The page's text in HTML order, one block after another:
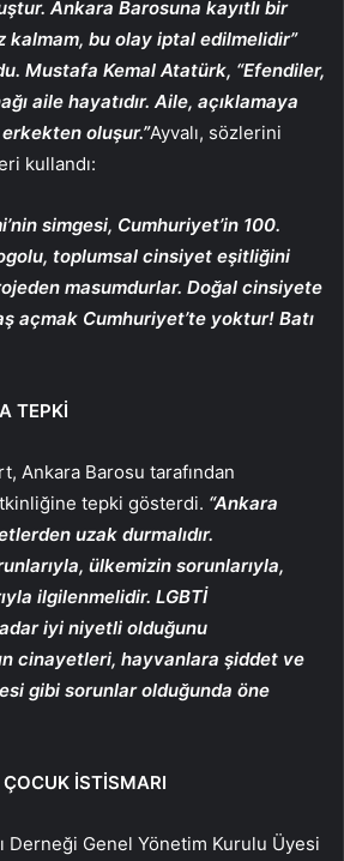
Ankara Barosuna kayıtlı bir
kalmam, bu olay iptal edilmelidir”
Mustafa Kemal Atatürk, “Efendiler,
aile hayatıdır. Aile, açıklamaya
oluşur.”Ayvalı, sözlerini
kullandı:
simgesi, Cumhuriyet’in 100.
toplumsal cinsiyet eşitliğini
masumdurlar. Doğal cinsiyete
açmak Cumhuriyet’te yoktur! Batı
TEPKİ
Ankara Barosu tarafından
tepki gösterdi. “Ankara
uzak durmalıdır.
ülkemizin sorunlarıyla,
ilgilenmelidir. LGBTİ
iyi niyetli olduğunu
cinayetleri, hayvanlara şiddet ve
gibi sorunlar olduğunda öne
İSTİSMARI
Derneği Genel Yönetim Kurulu Üyesi